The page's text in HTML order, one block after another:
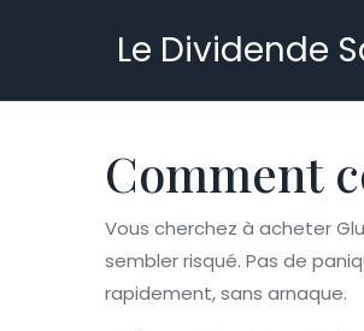
Le Dividende
Comment
Vous cherchez à acheter
sembler risqué. Pas de
rapidement, sans arnaque.